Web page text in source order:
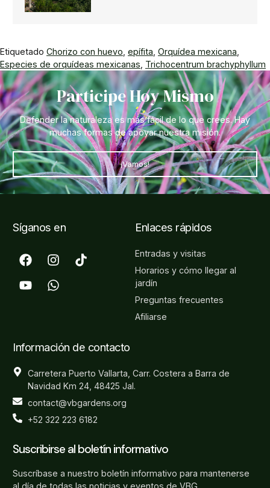
Etiquetado Chorizo con huevo epífita Orquídea mexicana
Especies de orquídeas mexicanas Trichocentrum brachyphyllum
Participe Hoy Mismo
Defender la naturaleza es más fácil de lo que crees. Hay
muchas formas de apoyar nuestra misión.
¡Vamos!
Síganos en Enlaces rápidos
Entradas y visitas
Horarios y cómo llegar al
jardín
Preguntas frecuentes
Afiliarse
Información de contacto
Carretera Puerto Vallarta, Carr. Costera a Barra de
Navidad Km 24, 48425 Jal.
contact@vbgardens.org
+52 322 223 6182
Suscribirse al boletín informativo
Suscríbase a nuestro boletín informativo para mantenerse
al día de todas las noticias y eventos de VBG.